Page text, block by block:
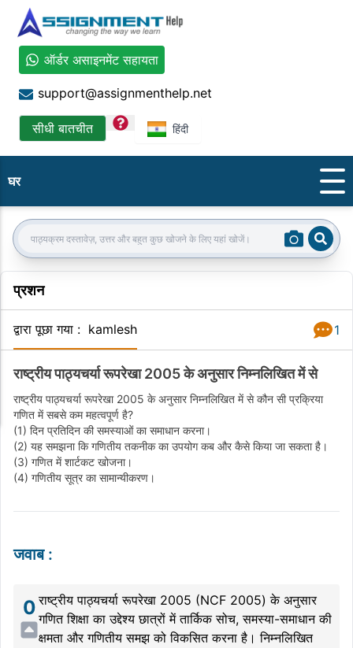
ऑर्डर असाइनमेंट सहायता
support@assignmenthelp.net
सीधी बातचीत question हिंदी
घर
Search:
प्रशन
द्वारा पूछा गया : kamlesh
जवाब
1
राष्ट्रीय पाठ्यचर्या रूपरेखा 2005 के अनुसार निम्नलिखित में से
राष्ट्रीय पाठ्यचर्या रूपरेखा 2005 के अनुसार निम्नलिखित में से कौन सी प्रक्रिया
गणित में सबसे कम महत्वपूर्ण है?
(1) दिन प्रतिदिन की समस्याओं का समाधान करना।
(2) यह समझना कि गणितीय तकनीक का उपयोग कब और कैसे किया जा सकता है।
(3) गणित में शार्टकट खोजना।
(4) गणितीय सूत्र का सामान्यीकरण।
जवाब:
0 राष्ट्रीय पाठ्यचर्या रूपरेखा 2005 (NCF 2005) के अनुसार
गणित शिक्षा का उद्देश्य छात्रों में तार्किक सोच, समस्या-समाधान की
क्षमता और गणितीय समझ को विकसित करना है। निम्नलिखित